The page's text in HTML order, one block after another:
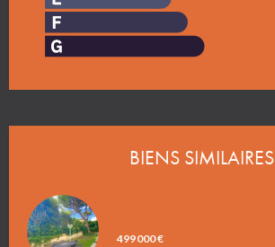
BIENS SIMILAIRES
499 000 €